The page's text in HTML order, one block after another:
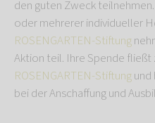
den guten Zweck
oder mehrerer individueller
ROSENGARTEN-Stiftung
Aktion teil. Ihre Spende fließt
ROSENGARTEN-Stiftung
bei der Anschaffung und